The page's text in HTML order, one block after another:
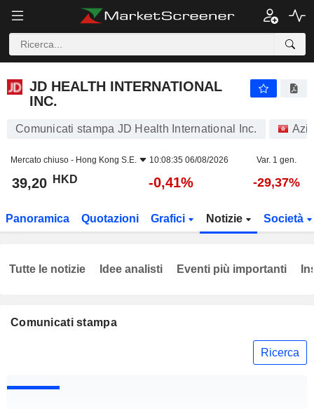
JD HEALTH INTERNATIONAL
INC.
Comunicati stampa JD Health International Inc.
Mercato chiuso - Hong Kong S.E. 10:08:35 06/08/2026 Var. 1 gen.
39,20 HKD -0,41% -29,37%
Panoramica Quotazioni Grafici Notizie Società
Comunicati stampa
Ricerca
Tutte le notizie Idee analisti Eventi più importanti